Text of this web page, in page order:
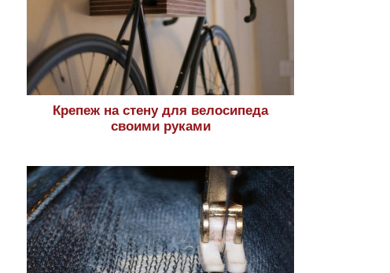
Крепеж на стену для велосипеда
своими руками